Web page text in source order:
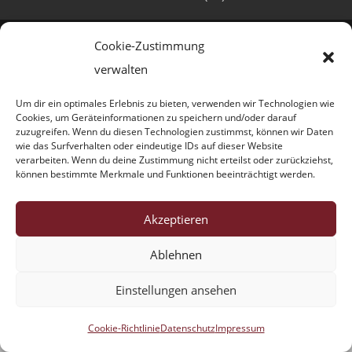
Cookie-Zustimmung
verwalten
Um dir ein optimales Erlebnis zu bieten, verwenden wir Technologien wie
Cookies, um Geräteinformationen zu speichern und/oder darauf
zuzugreifen. Wenn du diesen Technologien zustimmst, können wir Daten
wie das Surfverhalten oder eindeutige IDs auf dieser Website
verarbeiten. Wenn du deine Zustimmung nicht erteilst oder zurückziehst,
können bestimmte Merkmale und Funktionen beeinträchtigt werden.
Akzeptieren
Ablehnen
Einstellungen ansehen
Cookie-RichtlinieDatenschutzImpressum
Designed by
Abimago.Pictures